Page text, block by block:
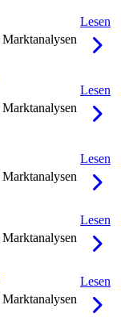
Marktanalysen
Lesen
Marktanalysen
Lesen
Marktanalysen
Lesen
Marktanalysen
Lesen
Marktanalysen
Lesen